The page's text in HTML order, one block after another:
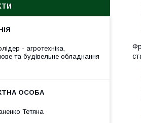
- агротехніка,
та будівельне обладнання
Тетяна